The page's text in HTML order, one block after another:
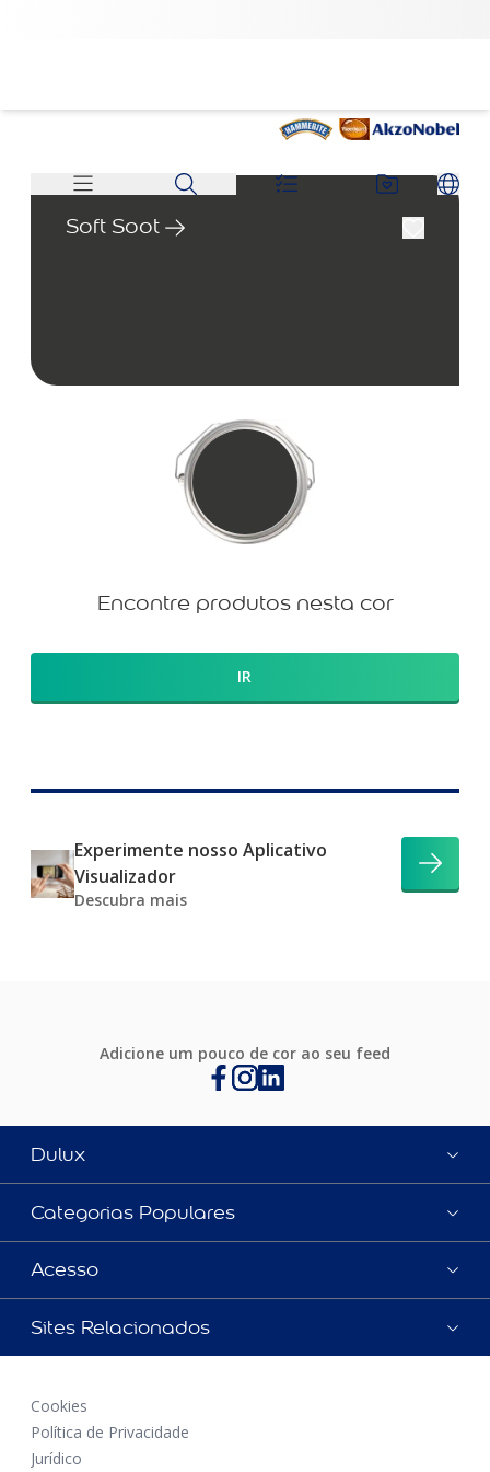
Soft Soot
Encontre produtos nesta cor
IR
Experimente nosso Aplicativo
Visualizador
Descubra mais
Adicione um pouco de cor ao seu feed
Dulux
Categorias Populares
Acesso
Sites Relacionados
Cookies
Política de Privacidade
Jurídico